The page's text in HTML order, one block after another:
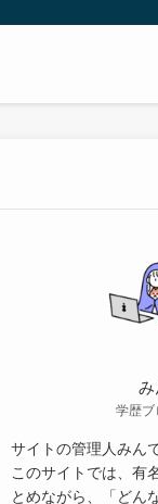
み
学歴ブ
サイトの管理人みん
このサイトでは、有
とめながら、「どん